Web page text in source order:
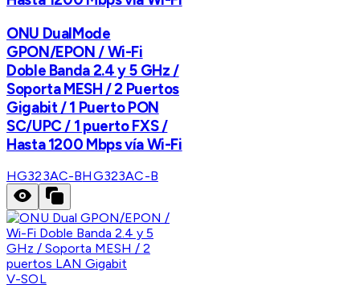
ONU DualMode
GPON/EPON / Wi-Fi
Doble Banda 2.4 y 5 GHz /
Soporta MESH / 2 Puertos
Gigabit / 1 Puerto PON
SC/UPC / 1 puerto FXS /
Hasta 1200 Mbps vía Wi-Fi
HG323AC-BHG323AC-B
V-SOL